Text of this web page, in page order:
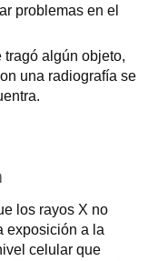
problemas en el
tragó algún objeto,
una radiografía se
los rayos X no
exposición a la
celular que